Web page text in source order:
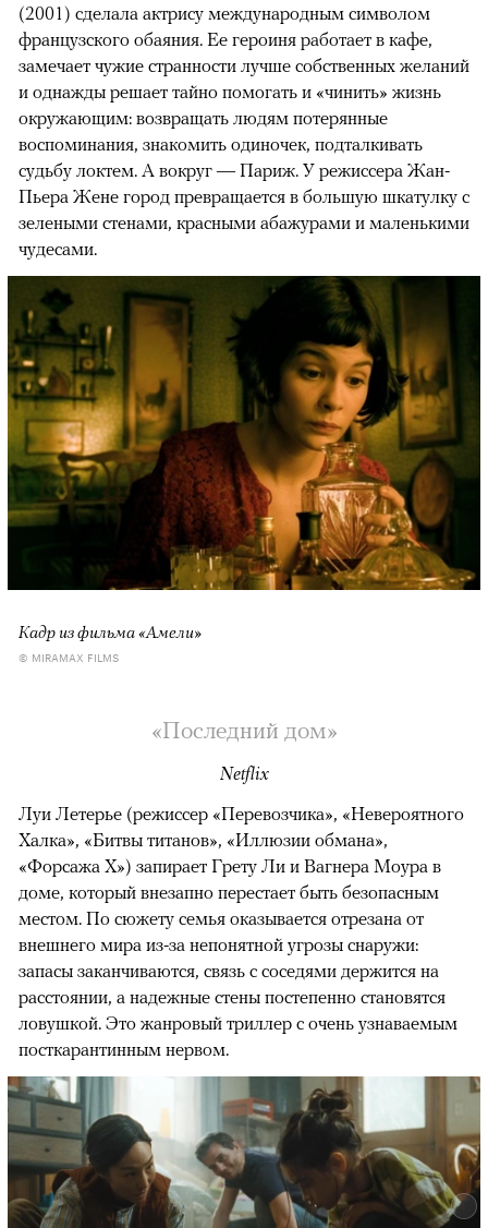
(2001) сделала актрису международным символом
французского обаяния. Ее героиня работает в кафе,
замечает чужие странности лучше собственных желаний
и однажды решает тайно помогать и «чинить» жизнь
окружающим: возвращать людям потерянные
воспоминания, знакомить одиночек, подталкивать
судьбу локтем. А вокруг — Париж. У режиссера Жан-
Пьера Жене город превращается в большую шкатулку с
зелеными стенами, красными абажурами и маленькими
чудесами.
Кадр из фильма «Амели»
© MIRAMAX FILMS
«Последний дом»
Netflix
Луи Летерье (режиссер «Перевозчика», «Невероятного
Халка», «Битвы титанов», «Иллюзии обмана»,
«Форсажа X») запирает Грету Ли и Вагнера Моура в
доме, который внезапно перестает быть безопасным
местом. По сюжету семья оказывается отрезана от
внешнего мира из-за непонятной угрозы снаружи:
запасы заканчиваются, связь с соседями держится на
расстоянии, а надежные стены постепенно становятся
ловушкой. Это жанровый триллер с очень узнаваемым
посткарантинным нервом.